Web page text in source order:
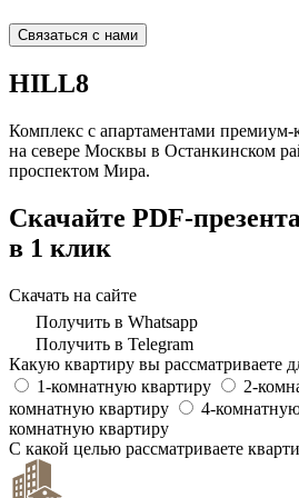
Связаться с нами
HILL8
Комплекс с апартаментами премиум-
на севере Москвы в Останкинском
проспектом Мира.
Скачайте PDF-
в 1 клик
Скачать на сайте
Получить в Whatsapp
Получить в Telegram
Какую квартиру вы рассматриваете
1-комнатную квартиру
2-
комнатную квартиру
4-
комнатную квартиру
С какой целью рассматриваете